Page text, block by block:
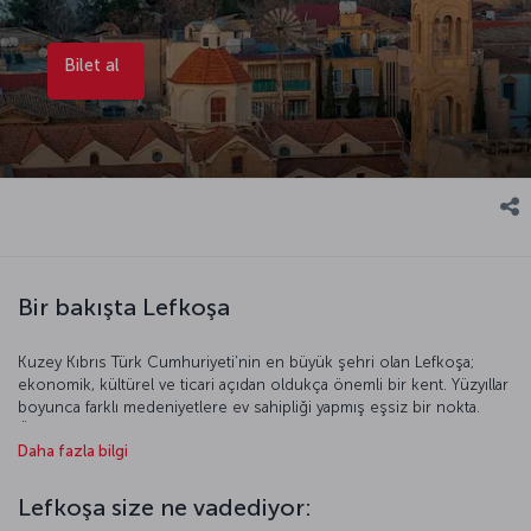
Bilet al
Bir bakışta Lefkoşa
Kuzey Kıbrıs Türk Cumhuriyeti’nin en büyük şehri olan Lefkoşa;
ekonomik, kültürel ve ticari açıdan oldukça önemli bir kent. Yüzyıllar
boyunca farklı medeniyetlere ev sahipliği yapmış eşsiz bir nokta.
olabilirsiniz. Şehirde keşfedebileceğiniz birçok tarihi yapı ve eser
Lefkoşa’yı bizimle keşfedin
Daha fazla bilgi
Lefkoşa size ne vadediyor: